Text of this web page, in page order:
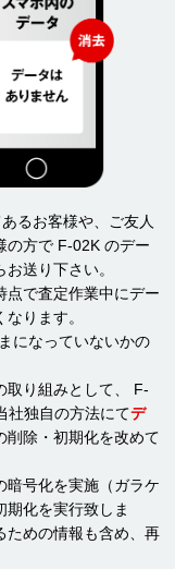
るお客様や、ご友人
の方で F-02K のデー
送り下さい。
点で査定作業中にデー
ります。
になっていないかの
取り組みとして、 F-
社独自の方法にてデ
削除・初期化を改めて
暗号化を実施（ガラケ
期化を実行致しま
ための情報も含め、再